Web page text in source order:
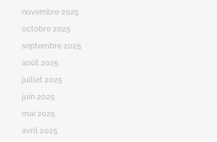
novembre 2025
octobre 2025
septembre 2025
août 2025
juillet 2025
juin 2025
mai 2025
avril 2025